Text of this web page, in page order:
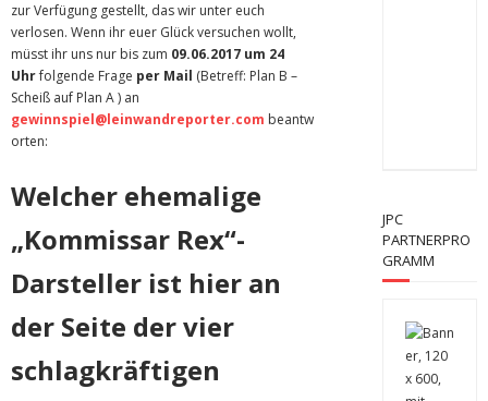
zur Verfügung gestellt, das wir unter euch
verlosen. Wenn ihr euer Glück versuchen wollt,
müsst ihr uns nur bis zum 09.06.2017 um 24
Uhrfolgende Frage per Mail (Betreff: Plan B –
Scheiß auf Plan A ) an
gewinnspiel@leinwandreporter.com beantw
orten:
Welcher ehemalige
„Kommissar Rex“-
Darsteller ist hier an
der Seite der vier
schlagkräftigen
JPC
PARTNERPRO
GRAMM